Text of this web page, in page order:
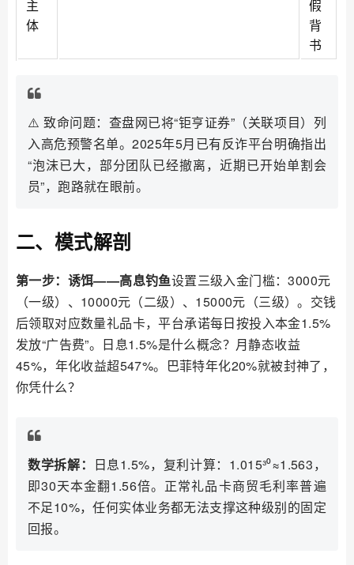
主
体
假
背
书
⚠️ 致命问题：查盘网已将“钜亨证券”（关联项目）列
入高危预警名单。2025年5月已有反诈平台明确指出
“泡沫已大，部分团队已经撤离，近期已开始单割会
员”，跑路就在眼前。
二、模式解剖
第一步：诱饵——高息钓鱼设置三级入金门槛：3000元
（一级）、10000元（二级）、15000元（三级）。交钱
后领取对应数量礼品卡，平台承诺每日按投入本金1.5%
发放“广告费”。日息1.5%是什么概念？月静态收益
45%，年化收益超547%。巴菲特年化20%就被封神了，
你凭什么？
数学拆解： 日息1.5%，复利计算：1.015³⁰≈1.563，
即30天本金翻1.56倍。正常礼品卡商贸毛利率普遍
不足10%，任何实体业务都无法支撑这种级别的固定
回报。